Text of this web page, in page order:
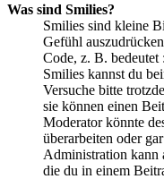
Was sind Smilies?
Smilies sind kleine
Gefühl
Code, z. B.
Smilies kannst du
Versuche bitte
sie können einen
Moderator könnte
überarbeiten oder
Administration kann
die du in einem